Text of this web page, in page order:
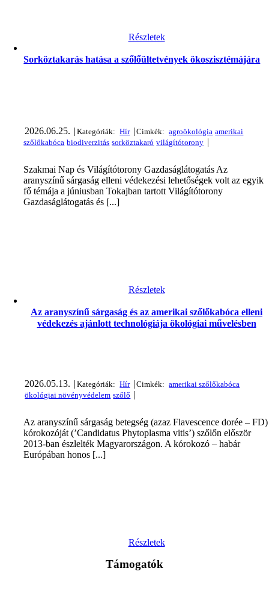
Részletek
Sorköztakarás hatása a szőlőültetvények ökoszisztémájára
2026.06.25. |
|
|
Szakmai Nap és Világítótorony Gazdaságlátogatás Az
aranyszínű sárgaság elleni védekezési lehetőségek volt az egyik
fő témája a júniusban Tokajban tartott Világítótorony
Gazdaságlátogatás és [...]
Részletek
Az aranyszínű sárgaság és az amerikai szőlőkabóca elleni
védekezés ajánlott technológiája ökológiai művelésben
2026.05.13. |
|
|
Az aranyszínű sárgaság betegség (azaz Flavescence dorée – FD)
kórokozóját (’Candidatus Phytoplasma vitis’) szőlőn először
2013-ban észlelték Magyarországon. A kórokozó – habár
Európában honos [...]
Részletek
Támogatók